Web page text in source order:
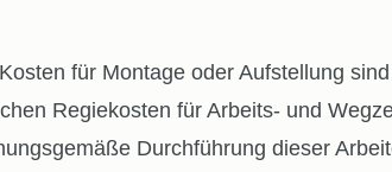
für Montage oder Aufstellung
Regiekosten für Arbeits- und
Durchführung dieser